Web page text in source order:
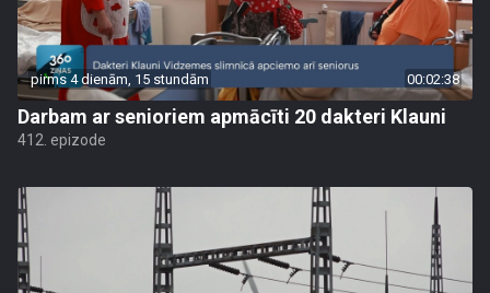
pirms 4 dienām, 15 stundām 00:02:38
Darbam ar senioriem apmācīti 20 dakteri Klauni
412. epizode